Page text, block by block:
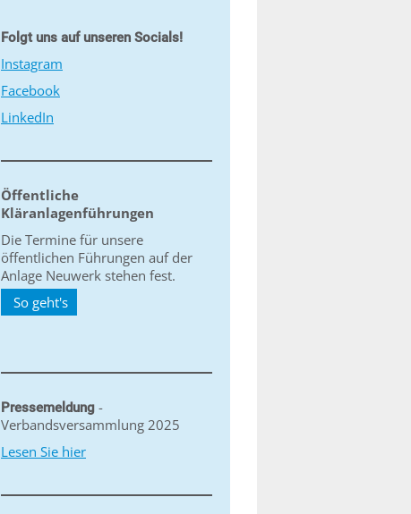
Folgt uns auf unseren Socials!
Instagram
Facebook
LinkedIn
Öffentliche
Kläranlagenführungen
Die Termine für unsere
öffentlichen Führungen auf der
Anlage Neuwerk stehen fest.
So geht's
Pressemeldung -
Verbandsversammlung 2025
Lesen Sie hier